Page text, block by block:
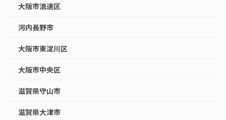
大阪市浪速区
河内長野市
大阪市東淀川区
大阪市中央区
滋賀県守山市
滋賀県大津市